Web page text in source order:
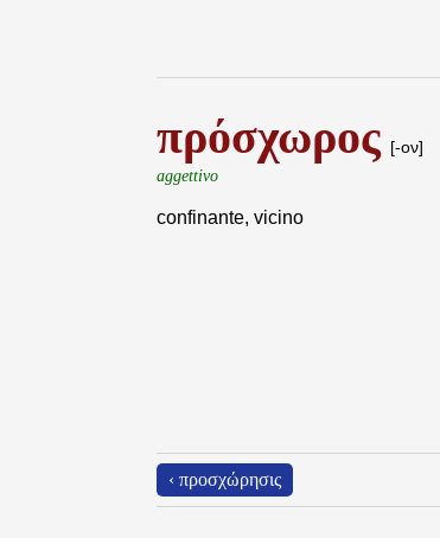
πρόσχωρος [-ον]
aggettivo
confinante, vicino
‹ προσχώρησις